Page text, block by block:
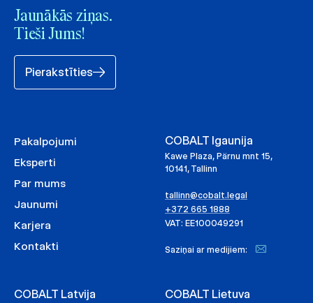
Jaunākās ziņas.
Tieši Jums!
Pierakstīties
Pakalpojumi
Eksperti
Par mums
Jaunumi
Karjera
Kontakti
COBALT Igaunija
Kawe Plaza, Pärnu mnt 15,
10141, Tallinn
tallinn@cobalt.legal
+372 665 1888
VAT: EE100049291
Saziņai ar medijiem:
COBALT Latvija COBALT Lietuva